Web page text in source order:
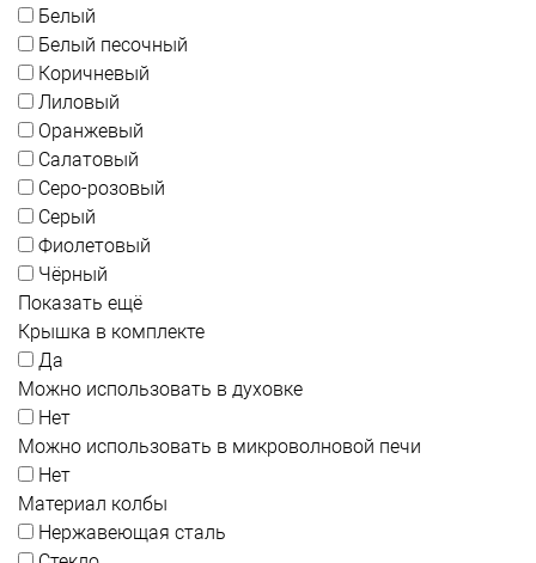
Белый
Белый песочный
Коричневый
Лиловый
Оранжевый
Салатовый
Серо-розовый
Серый
Фиолетовый
Чёрный
Показать ещё
Крышка в комплекте
Да
Можно использовать в духовке
Нет
Можно использовать в микроволновой печи
Нет
Материал колбы
Нержавеющая сталь